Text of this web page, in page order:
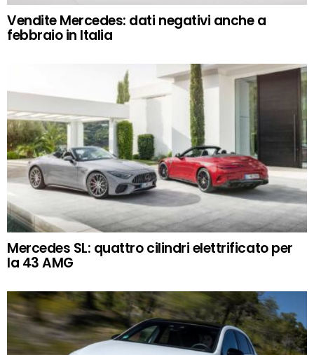
Vendite Mercedes: dati negativi anche a
febbraio in Italia
Mercedes SL: quattro cilindri elettrificato per
la 43 AMG